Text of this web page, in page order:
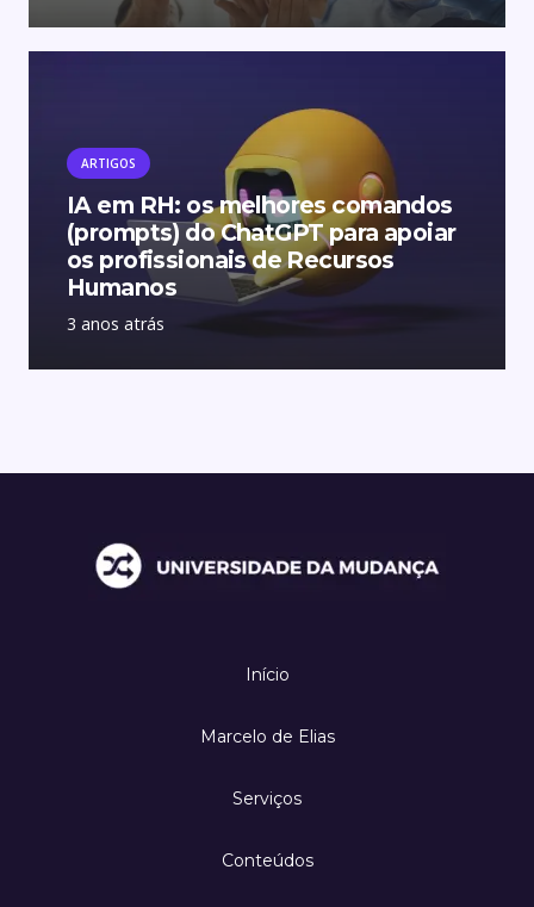
ARTIGOS
IA em RH: os melhores comandos
(prompts) do ChatGPT para apoiar
os profissionais de Recursos
Humanos
3 anos atrás
Início
Marcelo de Elias
Serviços
Conteúdos